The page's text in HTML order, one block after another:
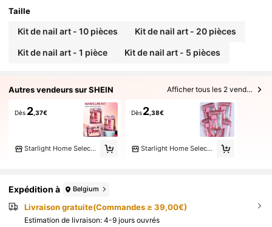
rré, pour les soins des ongles & l'entretien des pied
Taille
Kit de nail art - 10 pièces Kit de nail art - 20 pièces
Kit de nail art - 1 pièce Kit de nail art - 5 pièces
Autres vendeurs sur SHEIN Afficher tous les 2 vendeurs
Dès 2,37€
Starlight Home Select Products 03
Dès 2 ,38€
Starlight Home Select Products 01
Expédition à Belgium
Livraison gratuite(Commandes ≥ 39,00€)
Estimation de livraison: 4-9 jours ouvrés